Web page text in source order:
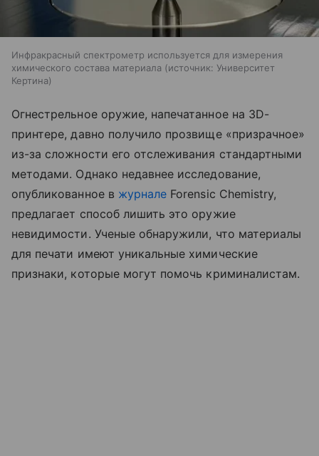
Инфракрасный спектрометр используется для измерения
химического состава материала
источник: Университет
Кертина
Огнестрельное оружие, напечатанное на 3D-
принтере, давно получило прозвище «призрачное»
из-за сложности его отслеживания стандартными
методами. Однако недавнее исследование,
опубликованное в журнале Forensic Chemistry,
предлагает способ лишить это оружие
невидимости. Ученые обнаружили, что материалы
для печати имеют уникальные химические
признаки, которые могут помочь криминалистам.